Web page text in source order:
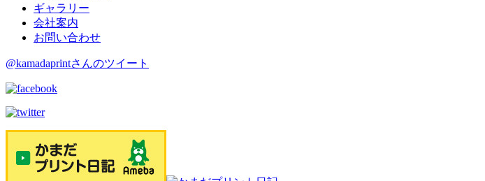
ギャラリー
会社案内
お問い合わせ
@kamadaprintさんのツイート